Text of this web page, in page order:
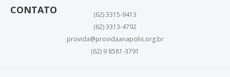
CONTATO
(62) 3315-9413
(62) 3313-4792
provida@providaanapolis.org.br
(62) 9 8581-3791